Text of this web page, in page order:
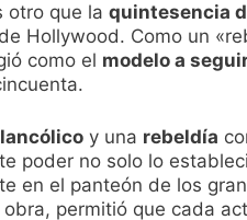
otro que la quintesencia
Hollywood. Como un
como el modelo a
y una rebeldía
poder no solo lo
en el panteón de los
permitió que cada